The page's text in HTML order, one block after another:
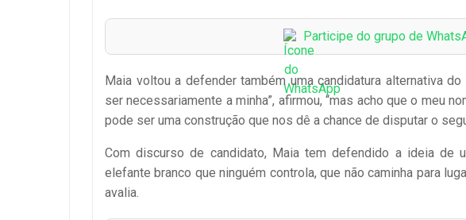
Participe do grupo de
Maia voltou a defender também uma candidatura alternativa
ser necessariamente a minha”, afirmou, “mas acho que o meu
pode ser uma construção que nos dê a chance de disputar o
Com discurso de candidato, Maia tem defendido a ideia de
elefante branco que ninguém controla, que não caminha para
avalia.